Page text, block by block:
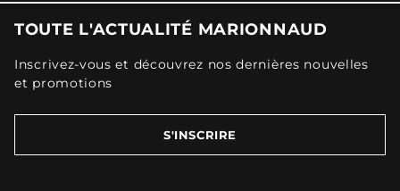
TOUTE L'ACTUALITÉ MARIONNAUD
Inscrivez-vous et découvrez nos dernières nouvelles
et promotions
S'INSCRIRE